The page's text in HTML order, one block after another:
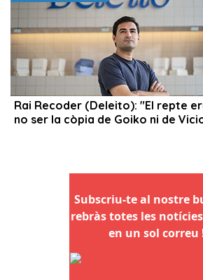
Subscriu-te al nostre
rebràs totes les
en un sol correu